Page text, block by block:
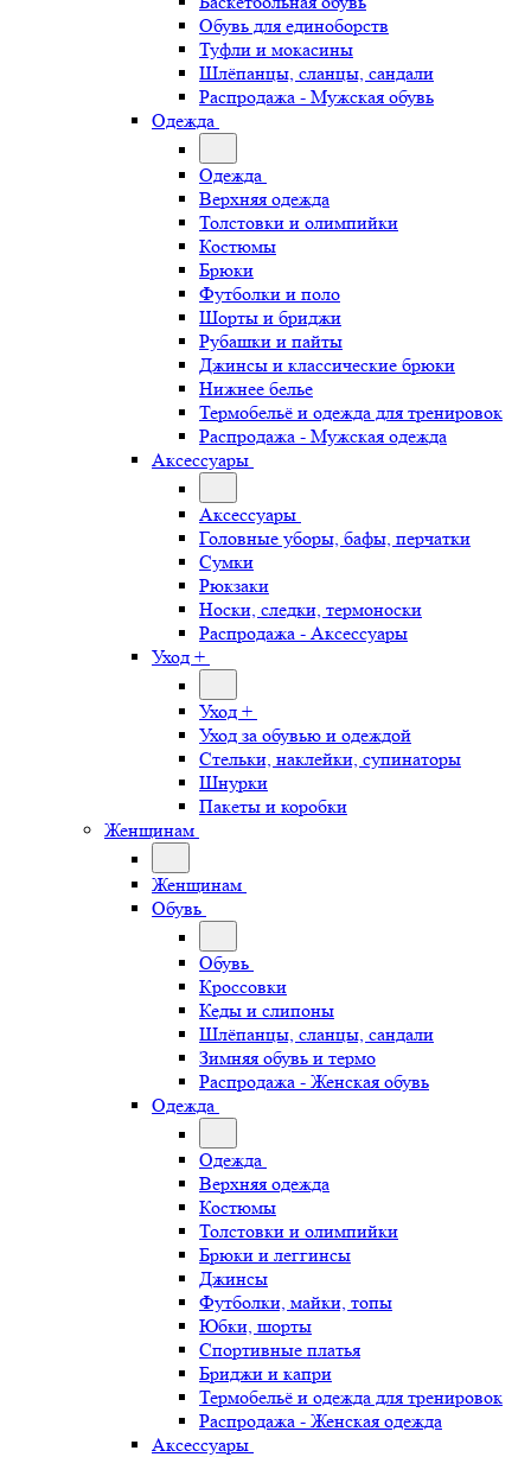
Обувь для единоборств
Туфли и мокасины
Шлёпанцы, сланцы, сандали
Распродажа - Мужская обувь
Одежда
Одежда
Верхняя одежда
Толстовки и олимпийки
Костюмы
Брюки
Футболки и поло
Шорты и бриджи
Рубашки и пайты
Джинсы и классические брюки
Нижнее белье
Термобельё и одежда для тренировок
Распродажа - Мужская одежда
Аксессуары
Аксессуары
Головные уборы, бафы, перчатки
Сумки
Рюкзаки
Носки, следки, термоноски
Распродажа - Аксессуары
Уход +
Уход +
Уход за обувью и одеждой
Стельки, наклейки, супинаторы
Шнурки
Пакеты и коробки
Женщинам
Женщинам
Обувь
Обувь
Кроссовки
Кеды и слипоны
Шлёпанцы, сланцы, сандали
Зимняя обувь и термо
Распродажа - Женская обувь
Одежда
Одежда
Верхняя одежда
Костюмы
Толстовки и олимпийки
Брюки и леггинсы
Джинсы
Футболки, майки, топы
Юбки, шорты
Спортивные платья
Бриджи и капри
Термобельё и одежда для тренировок
Распродажа - Женская одежда
Аксессуары